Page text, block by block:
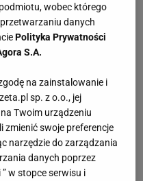
wobec którego
danych
Polityka Prywatności
S.A.
na zainstalowanie i
sp. z o.o., jej
Twoim urządzeniu
zmienić swoje preferencje
narzędzie do zarządzania
danych poprzez
w stopce serwisu i